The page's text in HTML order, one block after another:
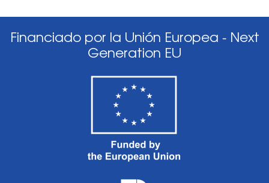
Financiado por la Unión Europea - Next
Generation EU